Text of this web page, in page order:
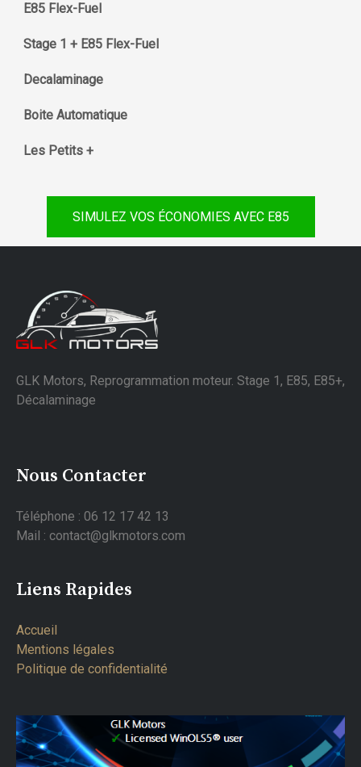
E85 Flex-Fuel
Stage 1 + E85 Flex-Fuel
Decalaminage
Boite Automatique
Les Petits +
SIMULEZ VOS ÉCONOMIES AVEC E85
GLK Motors, Reprogrammation moteur. Stage 1, E85, E85+,
Décalaminage
Nous Contacter
Téléphone : 06 12 17 42 13
Mail : contact@glkmotors.com
Liens Rapides
Accueil
Mentions légales
Politique de confidentialité